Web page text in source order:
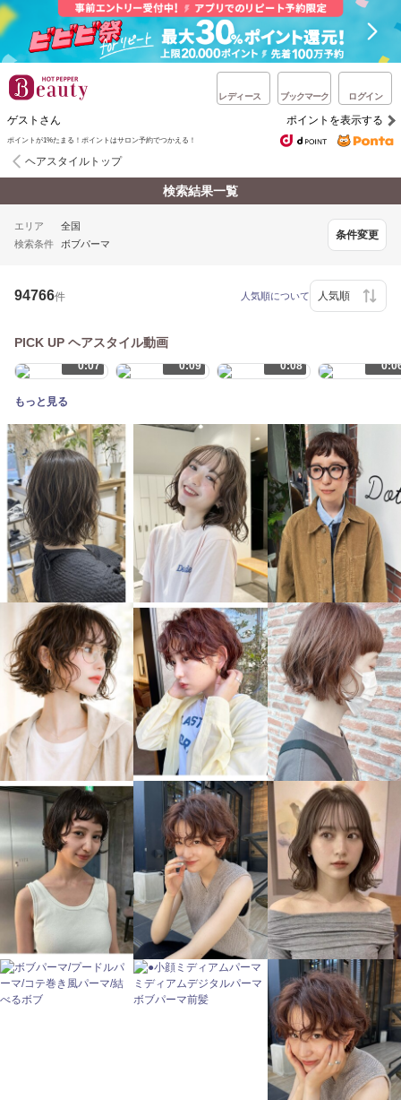
レディース ブックマーク ログイン
ゲストさん ポイントを表示する
ポイントが1%たまる！ポイントはサロン予約でつかえる！
ヘアスタイルトップ
検索結果一覧
エリア
全国
検索条件
ボブパーマ
条件変更
94766件 人気順について
PICK UP ヘアスタイル動画
0:07 0:09 0:08
もっと見る